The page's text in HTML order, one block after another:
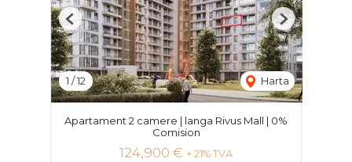
1 /12 Harta
Previous Next
Apartament 2 camere | langa Rivus Mall | 0%
Comision
124,900 € + 21% TVA